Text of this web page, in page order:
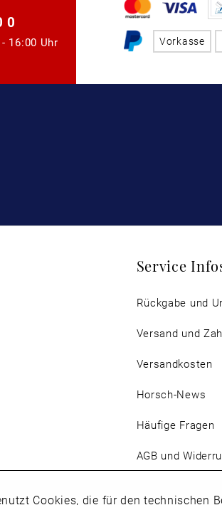
0
16:00 Uhr Vorkasse
Service
Rückgabe und
Versand und
Versandkosten
Horsch-News
Häufige Fragen
AGB und
Cookies, die für den technischen